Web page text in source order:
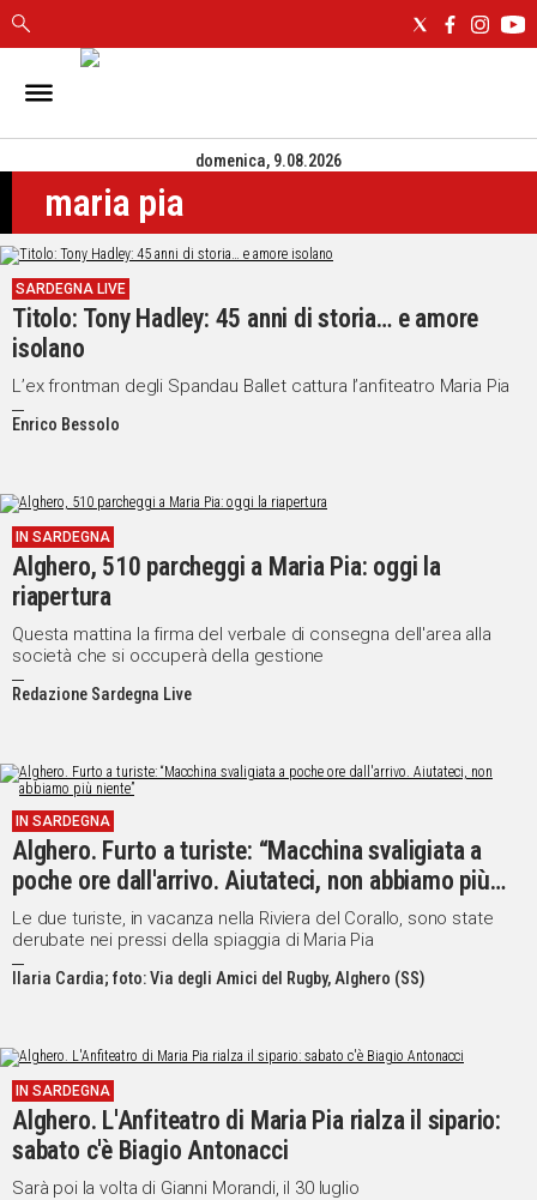
IN
CAGLIARI
SASSARI
NUORO
ORISTANO
SULCIS
GALLURA
OGLIASTRA
MEDIO
CAMPIDANO
NOTIZIE
POLITICA
IN
ITALIA
NEL
MONDO
VIDEO
Vai
UNISCITI
WHATSAPP
Social
domenica, 9.08.2026
maria pia
SARDEGNA LIVE
Titolo: Tony Hadley: 45 anni di storia… e amore
isolano
L’ex frontman degli Spandau Ballet cattura l’anfiteatro Maria Pia
Enrico Bessolo
IN SARDEGNA
Alghero, 510 parcheggi a Maria Pia: oggi la
riapertura
Questa mattina la firma del verbale di consegna dell'area alla
società che si occuperà della gestione
Redazione Sardegna Live
IN SARDEGNA
Alghero. Furto a turiste: “Macchina svaligiata a
poche ore dall'arrivo. Aiutateci, non abbiamo più
niente”
Le due turiste, in vacanza nella Riviera del Corallo, sono state
derubate nei pressi della spiaggia di Maria Pia
Ilaria Cardia; foto: Via degli Amici del Rugby, Alghero (SS)
IN SARDEGNA
Alghero. L'Anfiteatro di Maria Pia rialza il sipario:
sabato c'è Biagio Antonacci
Sarà poi la volta di Gianni Morandi, il 30 luglio